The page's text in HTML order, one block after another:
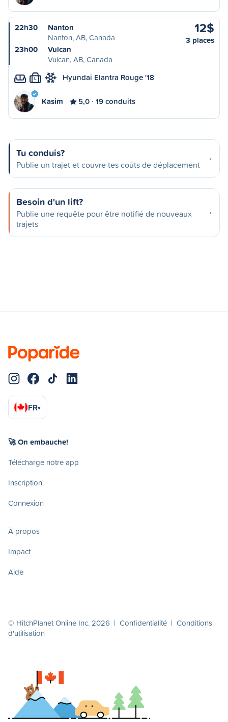
22h30
Nanton
Nanton, AB, Canada
23h00
Vulcan
Vulcan, AB, Canada
12$
3 places
L Hyundai Elantra Rouge '18
Kasim 5,0 19 conduits
Tu conduis?
Publie un trajet et couvre tes coûts de déplacement
Besoin d'un lift?
Publie une requête pour être notifié de nouveaux
trajets
FR▾
🚀 On embauche!
Télécharge notre app
Inscription
Connexion
À propos
Impact
Aide
© HitchPlanet Online Inc. 2026 | Confidentialité | Conditions
d'utilisation